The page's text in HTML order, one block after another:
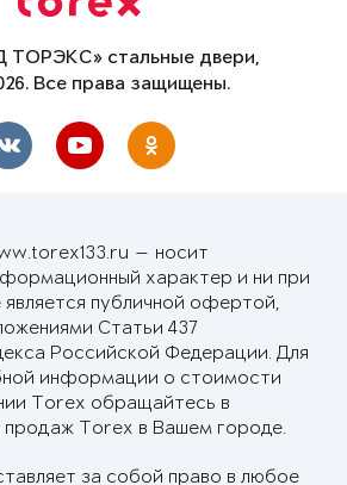
стальные двери,
Все права защищены.
— носит
характер и ни при
является публичной офертой,
Статьи 437
Российской Федерации. Для
информации о стоимости
Torex обращайтесь в
Torex в Вашем городе.
за собой право в любое